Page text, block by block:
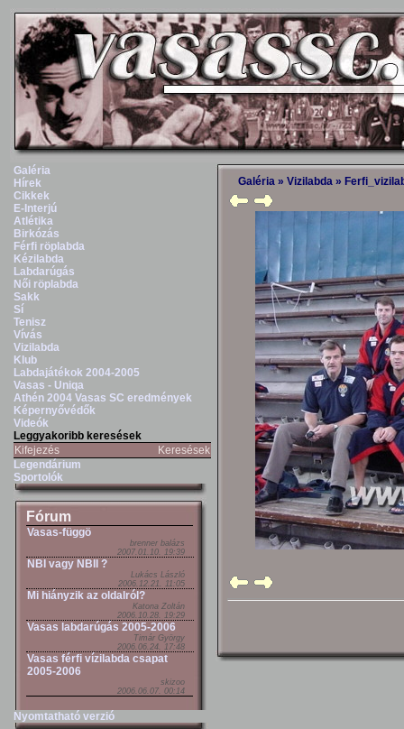
Galéria
Hírek
Cikkek
E-Interjú
Atlétika
Birkózás
Férfi röplabda
Kézilabda
Labdarúgás
Női röplabda
Sakk
Sí
Tenisz
Vívás
Vizilabda
Klub
Labdajátékok 2004-2005
Vasas - Uniqa
Athén 2004 Vasas SC eredmények
Képernyővédők
Videók
Leggyakoribb keresések
Kifejezés
Keresések
Legendárium
Sportolók
Fórum
Vasas-függö
brenner balázs
2007.01.10. 19:39
NBI vagy NBII ?
Lukács László
2006.12.21. 11:05
Mi hiányzik az oldalról?
Katona Zoltán
2006.10.28. 19:29
Vasas labdarúgás 2005-2006
Timár György
2006.06.24. 17:48
Vasas férfi vízilabda csapat
2005-2006
skizoo
2006.06.07. 00:14
Nyomtatható verzió
Galéria » Vizilabda »